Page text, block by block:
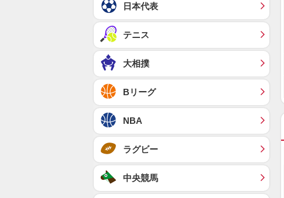
日本代表
テニス
大相撲
Bリーグ
NBA
ラグビー
中央競馬